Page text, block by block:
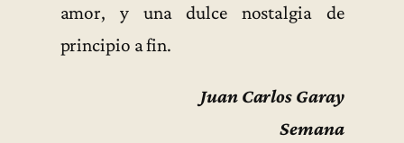
amor, y una dulce nostalgia de
principio a fin.
Juan Carlos Garay
Semana